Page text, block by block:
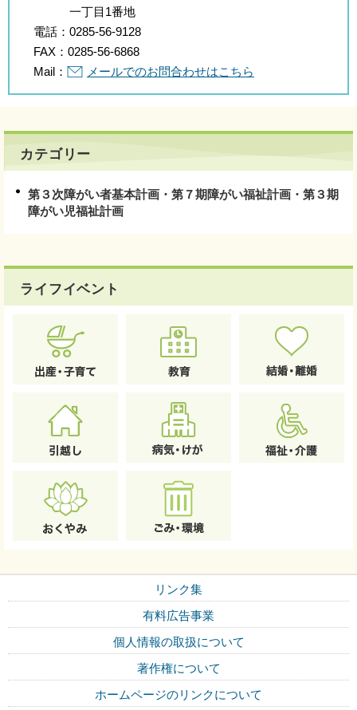
一丁目1番地
電話： 0285-56-9128
FAX： 0285-56-6868
Mail：
メールでのお問合わせはこちら
カテゴリー
第３次障がい者基本計画・第７期障がい福祉計画・第３期
障がい児福祉計画
ライフイベント
リンク集
有料広告事業
個人情報の取扱について
著作権について
ホームページのリンクについて